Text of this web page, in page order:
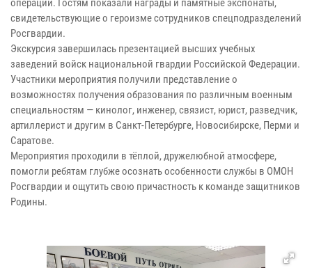
операции. Гостям показали награды и памятные экспонаты,
свидетельствующие о героизме сотрудников спецподразделений
Росгвардии.
Экскурсия завершилась презентацией высших учебных
заведений войск национальной гвардии Российской Федерации.
Участники мероприятия получили представление о
возможностях получения образования по различным военным
специальностям — кинолог, инженер, связист, юрист, разведчик,
артиллерист и другим в Санкт-Петербурге, Новосибирске, Перми и
Саратове.
Мероприятия проходили в тёплой, дружелюбной атмосфере,
помогли ребятам глубже осознать особенности службы в ОМОН
Росгвардии и ощутить свою причастность к команде защитников
Родины.